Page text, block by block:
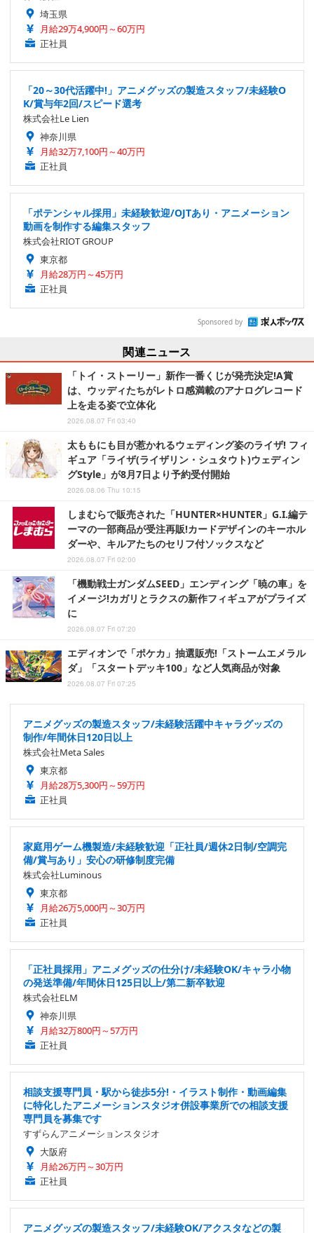
埼玉県
月給29万4,900円～60万円
正社員
「20～30代活躍中!」アニメグッズの製造スタッフ/未経験O
K/賞与年2回/スピード選考
株式会社Le Lien
神奈川県
月給32万7,100円～40万円
正社員
「ポテンシャル採用」未経験歓迎/OJTあり・アニメーション
動画を制作する編集スタッフ
株式会社RIOT GROUP
東京都
月給28万円～45万円
正社員
Sponsored by
関連ニュース
「トイ・ストーリー」新作一番くじが発売決定!A賞
は、ウッディたちがレトロ感満載のアナログレコード
上を走る姿で立体化
2026.08.07 Fri 03:40
太ももにも目が惹かれるウェディング姿のライザ! フィ
ギュア「ライザ(ライザリン・シュタウト)ウェディン
グStyle」が8月7日より予約受付開始
2026.08.06 Thu 10:15
しまむらで販売された「HUNTER×HUNTER」G.I.編テ
ーマの一部商品が受注再販!カードデザインのキーホル
ダーや、キルアたちのセリフ付ソックスなど
2026.08.07 Fri 02:00
「機動戦士ガンダムSEED」エンディング「暁の車」を
イメージ!カガリとラクスの新作フィギュアがプライズ
に
2026.08.07 Fri 07:20
エディオンで「ポケカ」抽選販売!「ストームエメラル
ダ」「スタートデッキ100」など人気商品が対象
2026.08.07 Fri 07:25
アニメグッズの製造スタッフ/未経験活躍中キャラグッズの
制作/年間休日120日以上
株式会社Meta Sales
東京都
月給28万5,300円～59万円
正社員
家庭用ゲーム機製造/未経験歓迎「正社員/週休2日制/空調完
備/賞与あり」安心の研修制度完備
株式会社Luminous
東京都
月給26万5,000円～30万円
正社員
「正社員採用」アニメグッズの仕分け/未経験OK/キャラ小物
の発送準備/年間休日125日以上/第二新卒歓迎
株式会社ELM
神奈川県
月給32万800円～57万円
正社員
相談支援専門員・駅から徒歩5分!・イラスト制作・動画編集
に特化したアニメーションスタジオ併設事業所での相談支援
専門員を募集です
すずらんアニメーションスタジオ
大阪府
月給26万円～30万円
正社員
アニメグッズの製造スタッフ/未経験OK/アクスタなどの製